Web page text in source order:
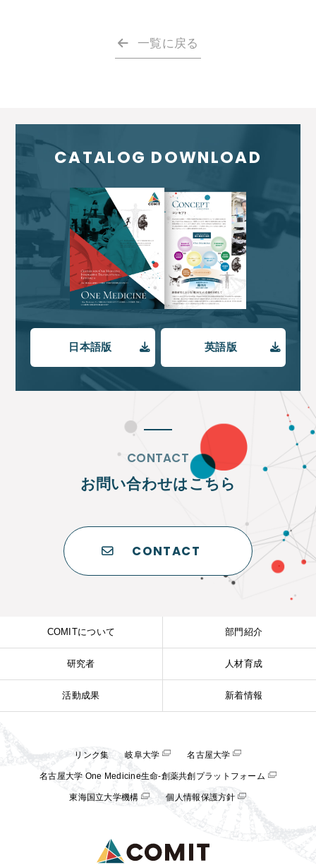
一覧に戻る
CATALOG DOWNLOAD
日本語版 英語版
CONTACT
お問い合わせはこちら
CONTACT
COMITについて 部門紹介
研究者 人材育成
活動成果 新着情報
リンク集 岐阜大学 名古屋大学
名古屋大学 One Medicine生命-創薬共創プラットフォーム
東海国立大学機構 個人情報保護方針